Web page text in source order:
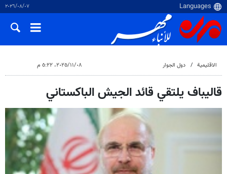
٠٧‏/٠٨‏/٢٠٢٦
الاقلیمیة دول الجوار ٠٨‏/١١‏/٢٠٢٥، ٥:٢٢ م
قاليباف یلتقي قائد الجيش الباكستاني